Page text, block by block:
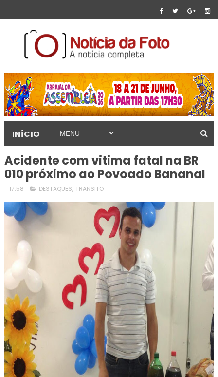
INÍCIO
Acidente com vitima fatal na BR
010 próximo ao Povoado Bananal
17:58 DESTAQUES, TRANSITO